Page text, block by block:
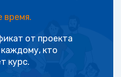
время.
от проекта
кто
курс.